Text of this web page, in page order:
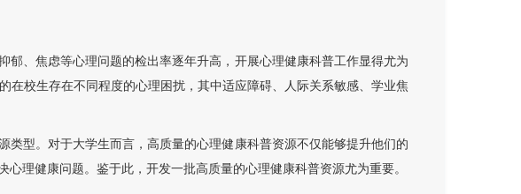
郁、焦虑等心理问题的检出率逐年升高，开展心理健康科普工作显得尤为
在校生存在不同程度的心理困扰，其中适应障碍、人际关系敏感、学业焦
类型。对于大学生而言，高质量的心理健康科普资源不仅能够提升他们的
理健康问题。鉴于此，开发一批高质量的心理健康科普资源尤为重要。